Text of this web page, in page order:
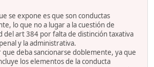
se expone es que son conductas
lo que no a lugar a la cuestión de
del art 384 por falta de distinción taxativa
y la administrativa.
que deba sancionarse doblemente, ya que
los elementos de la conducta